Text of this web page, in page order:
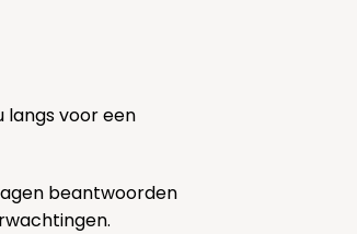
langs voor een
beantwoorden